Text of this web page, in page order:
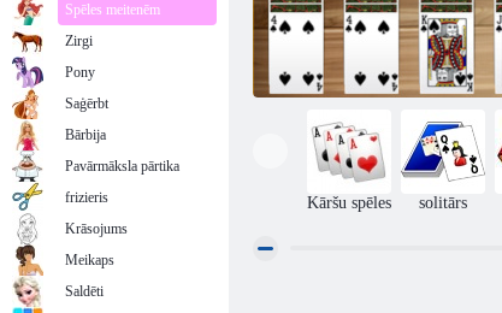
Kāršu spēles solitārs
Spēles meitenēm
Zirgi
Pony
Saģērbt
Bārbija
Pavārmāksla pārtika
frizieris
Krāsojums
Meikaps
Saldēti